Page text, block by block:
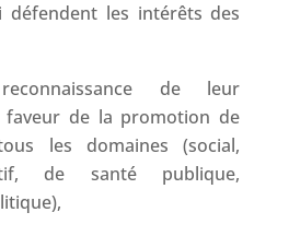
défendent les intérêts des
de leur
de la promotion de
les domaines (social,
de santé publique,